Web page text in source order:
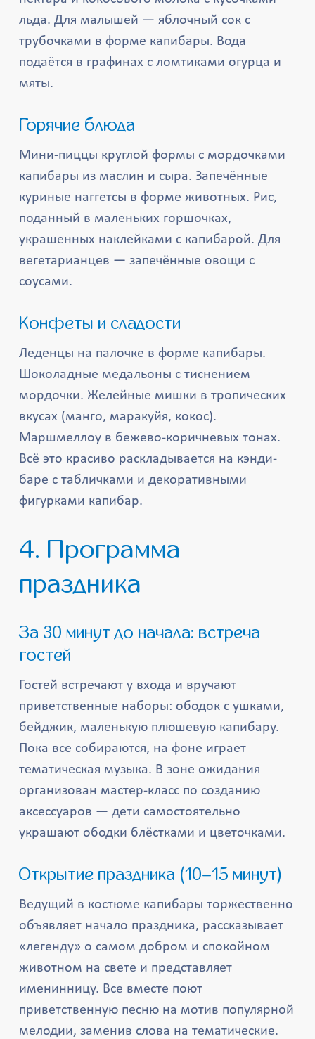
льда. Для малышей — яблочный сок с
трубочками в форме капибары. Вода
подаётся в графинах с ломтиками огурца и
мяты.
Горячие блюда
Мини-пиццы круглой формы с мордочками
капибары из маслин и сыра. Запечённые
куриные наггетсы в форме животных. Рис,
поданный в маленьких горшочках,
украшенных наклейками с капибарой. Для
вегетарианцев — запечённые овощи с
соусами.
Конфеты и сладости
Леденцы на палочке в форме капибары.
Шоколадные медальоны с тиснением
мордочки. Желейные мишки в тропических
вкусах (манго, маракуйя, кокос).
Маршмеллоу в бежево-коричневых тонах.
Всё это красиво раскладывается на кэнди-
баре с табличками и декоративными
фигурками капибар.
4. Программа
праздника
За 30 минут до начала: встреча
гостей
Гостей встречают у входа и вручают
приветственные наборы: ободок с ушками,
бейджик, маленькую плюшевую капибару.
Пока все собираются, на фоне играет
тематическая музыка. В зоне ожидания
организован мастер-класс по созданию
аксессуаров — дети самостоятельно
украшают ободки блёстками и цветочками.
Открытие праздника (10–15 минут)
Ведущий в костюме капибары торжественно
объявляет начало праздника, рассказывает
«легенду» о самом добром и спокойном
животном на свете и представляет
именинницу. Все вместе поют
приветственную песню на мотив популярной
мелодии, заменив слова на тематические.